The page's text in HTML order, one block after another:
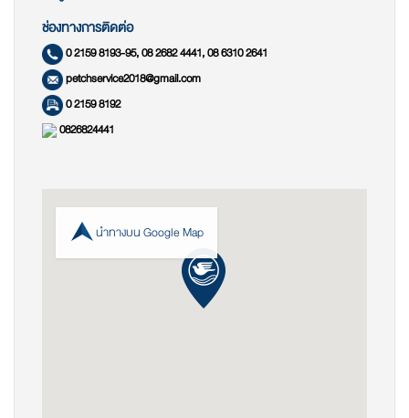
ช่องทางการติดต่อ
0 2159 8193-95, 08 2682 4441, 08 6310 2641
petchservice2018@gmail.com
0 2159 8192
0826824441
นำทางบน Google Map